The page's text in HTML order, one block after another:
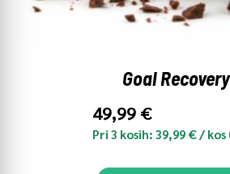
Goal
49,99 €
Pri 3 kosih: 39,99 € / kos